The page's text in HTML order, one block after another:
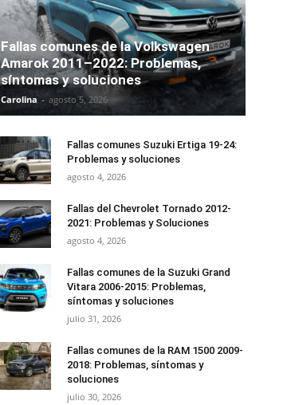
Fallas comunes de la Volkswagen
Amarok 2011–2022: Problemas,
síntomas y soluciones
Carolina - agosto 5, 2026
Fallas comunes Suzuki Ertiga 19-24:
Problemas y soluciones
agosto 4, 2026
Fallas del Chevrolet Tornado 2012-
2021: Problemas y Soluciones
agosto 4, 2026
Fallas comunes de la Suzuki Grand
Vitara 2006-2015: Problemas,
síntomas y soluciones
julio 31, 2026
Fallas comunes de la RAM 1500 2009-
2018: Problemas, síntomas y
soluciones
julio 30, 2026